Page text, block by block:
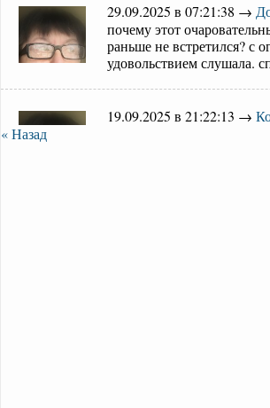
29.09.2025 в 07:21:38 →
почему этот
раньше не встретился? с
удовольствием слушала.
19.09.2025 в 21:22:13 →
« Назад